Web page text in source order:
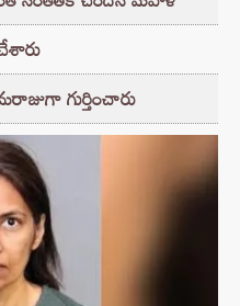
గుర్తించారు